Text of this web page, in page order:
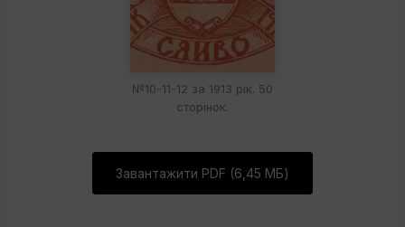
№10-11-12 за 1913 рік. 50
сторінок.
Завантажити PDF (6,45 МБ)